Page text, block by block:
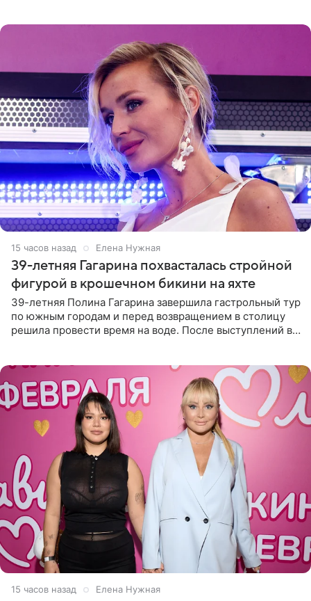
15 часов назад Елена Нужная
39-летняя Гагарина похвасталась стройной
фигурой в крошечном бикини на яхте
39-летняя Полина Гагарина завершила гастрольный тур
по южным городам и перед возвращением в столицу
решила провести время на воде. После выступлений в
15 часов назад Елена Нужная